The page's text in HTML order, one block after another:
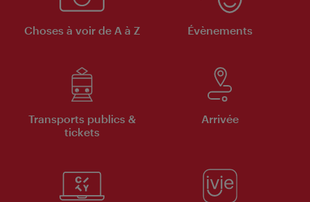
Choses à voir de A à Z Évènements
Transports publics &
tickets
Arrivée